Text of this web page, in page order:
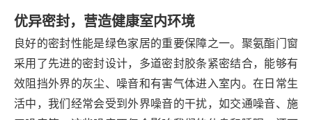
优异密封，营造健康室内环境
良好的密封性能是绿色家居的重要保障之一。聚氨酯门窗
采用了先进的密封设计，多道密封胶条紧密结合，能够有
效阻挡外界的灰尘、噪音和有害气体进入室内。在日常生
活中，我们经常会受到外界噪音的干扰，如交通噪音、施